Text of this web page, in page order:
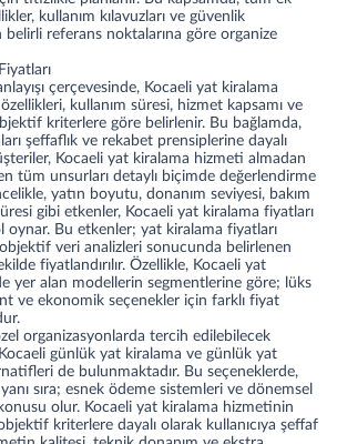
kullanım kılavuzları ve güvenlik
belirli referans noktalarına göre organize
çerçevesinde, Kocaeli yat kiralama
kullanım süresi, hizmet kapsamı ve
kriterlere göre belirlenir. Bu bağlamda,
şeffaflık ve rekabet prensiplerine dayalı
Kocaeli yat kiralama hizmeti almadan
tüm unsurları detaylı biçimde değerlendirme
yatın boyutu, donanım seviyesi, bakım
gibi etkenler, Kocaeli yat kiralama fiyatları
oynar. Bu etkenler; yat kiralama fiyatları
objektif veri analizleri sonucunda belirlenen
fiyatlandırılır. Özellikle, Kocaeli yat
yer alan modellerin segmentlerine göre; lüks
ve ekonomik seçenekler için farklı fiyat
organizasyonlarda tercih edilebilecek
günlük yat kiralama ve günlük yat
de bulunmaktadır. Bu seçeneklerde,
yanı sıra; esnek ödeme sistemleri ve dönemsel
olur. Kocaeli yat kiralama hizmetinin
kriterlere dayalı olarak kullanıcıya şeffaf